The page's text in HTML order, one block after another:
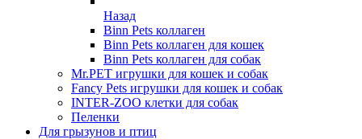
Назад
Binn Pets коллаген
Binn Pets коллаген для кошек
Binn Pets коллаген для собак
Mr.PET игрушки для кошек и собак
Fancy Pets игрушки для кошек и собак
INTER-ZOO клетки для собак
Пеленки
Для грызунов и птиц